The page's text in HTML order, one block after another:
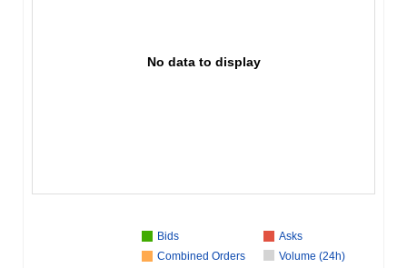
No data to display
Bids
Asks
Combined Orders
Volume (24h)